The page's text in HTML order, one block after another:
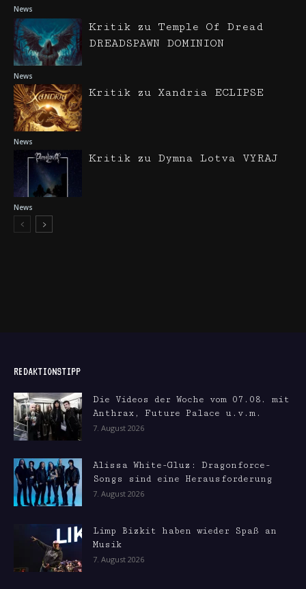
News
News
Kritik zu Temple Of Dread
DREADSPAWN DOMINION
News
Kritik zu Xandria ECLIPSE
News
Kritik zu Dymna Lotva VYRAJ
REDAKTIONSTIPP
Die Videos der Woche vom 07.08. mit
Anthrax, Future Palace u.v.m.
7. August 2026
Alissa White-Gluz: Dragonforce-
Songs sind eine Herausforderung
7. August 2026
Limp Bizkit haben wieder Spaß an
Musik
7. August 2026